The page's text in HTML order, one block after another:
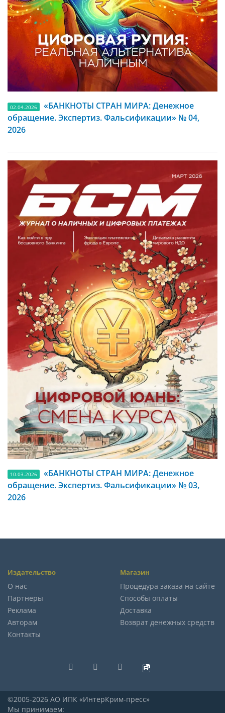
02.04.2026
«БАНКНОТЫ СТРАН МИРА: Денежное
обращение. Экспертиз. Фальсификации» № 04,
2026
10.03.2026
«БАНКНОТЫ СТРАН МИРА: Денежное
обращение. Экспертиз. Фальсификации» № 03,
2026
Издательство
О нас
Партнеры
Реклама
Авторам
Контакты
Магазин
Процедура заказа на сайте
Способы оплаты
Доставка
Возврат денежных средств
©2005-2026 АО ИПК «ИнтерКрим-пресс»
Мы принимаем: